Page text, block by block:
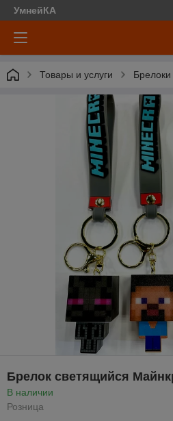
УмнейКА
Товары и услуги Брелоки
Брелок светящийся
В наличии
Розница